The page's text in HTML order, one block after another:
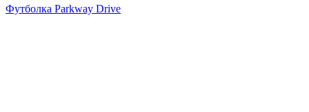
Футболка Parkway Drive